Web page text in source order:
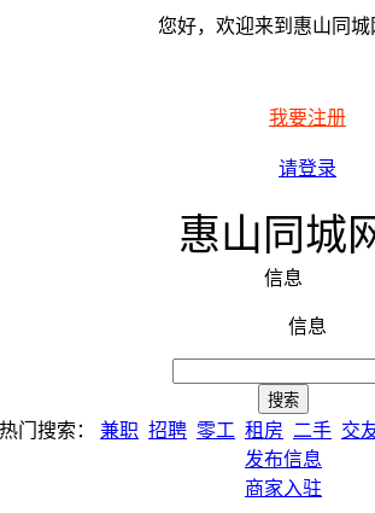
您好，欢迎来到惠山同城
我要注册
请登录
惠山同城
信息
信息
热门搜索： 兼职 招聘 零工 租房 二手 交
发布信息
商家入驻